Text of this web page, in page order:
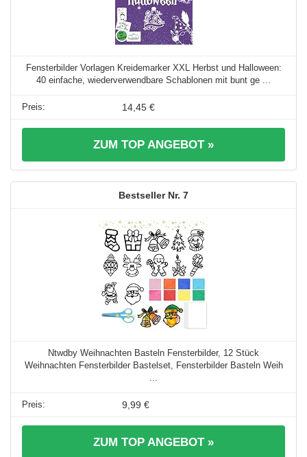
Fensterbilder Vorlagen Kreidemarker XXL Herbst und Halloween:
40 einfache, wiederverwendbare Schablonen mit bunt ge ...
14,45 €
ZUM TOP ANGEBOT »
7
Ntwdby Weihnachten Basteln Fensterbilder, 12 Stück
Weihnachten Fensterbilder Bastelset, Fensterbilder Basteln Weih
...
9,99 €
ZUM TOP ANGEBOT »